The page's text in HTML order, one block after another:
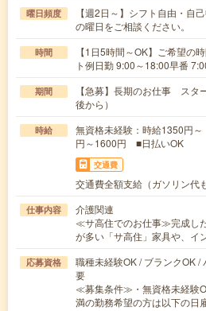
曜日頻度
【週2日～】シフト自由・自
の曜日をご相談ください。
時間
【1日5時間～OK】ご希望の
ト例日勤 9:00～18:00早番
期間
【急募】長期のお仕事 スタ
後から）
時給
無資格未経験：時給1350円
円～1600円 ■日払いOK
交通費
交通費全額支給（ガソリン代
仕事内容
介護関連
≪サ高住でのお仕事≫完成し
が多い「サ高住」家具や、
応募資格
職種未経験OK / ブランクOK /
要
≪募集条件≫・無資格未経験
満の勤務希望の方は以下の日